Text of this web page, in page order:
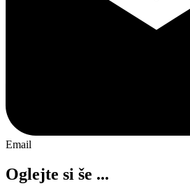
Email
Oglejte si še ...